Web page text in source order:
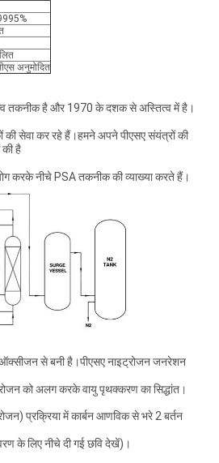
अनुमोदित
तकनीक है और 1970 के दशक से अस्तित्व में है।
की सेवा कर रहे हैं।हमने अपने पीएसए संयंत्रों की
की है
करके नीचे PSA तकनीक की व्याख्या करते हैं।
से बनी है।पीएसए नाइट्रोजन जनरेशन
को अलग करके वायु पृथक्करण का सिद्धांत।
प्रक्रिया में कार्बन आणविक से भरे 2 बर्तन
के लिए नीचे दी गई छवि देखें)।